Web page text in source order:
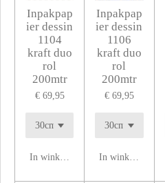
Inpakpap
ier dessin
1104
kraft duo
rol
200mtr
€ 69,95
In winkelwagen
Inpakpap
ier dessin
1106
kraft duo
rol
200mtr
€ 69,95
In winkelwagen